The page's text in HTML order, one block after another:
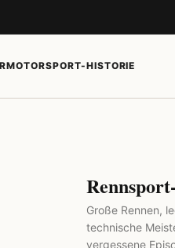
MOTORSPORT-HISTORIE
Große Rennen,
technische
vergessene